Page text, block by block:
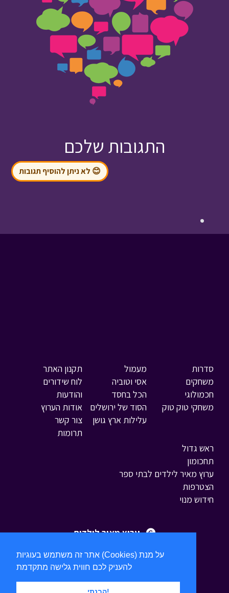
אתר זה משתמש בעוגיות (Cookies) על מנת
התגובות שלכם
😊 לא ניתן להוסיף תגובות
סדרות
משחקים
חכמולוגי
משחקי טוק טוק
מעמול
אסי וטוביה
הכל בחסד
הסוד של ירושלים
עלילות ארץ גושן
ראש גדול
תחכומון
ערוץ מאיר לילדים לבתי ספר
הצטרפות
חידוש מנוי
תקנון האתר
לוח שידורים
והודעות
אודות הערוץ
צור קשר
תרומות
ערוץ מאיר לילדים